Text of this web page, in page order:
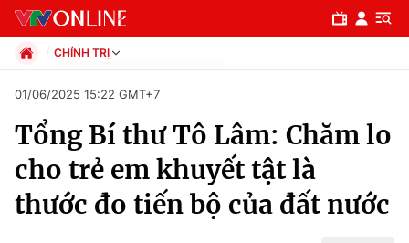
Chuyên mục
Chính trị
CHÍNH TRỊ
Xã hội
Pháp luật
Kinh tế
Thể thao
Truyền hình
01/06/2025 15:22 GMT+7
Tổng Bí thư Tô Lâm: Chăm lo
cho trẻ em khuyết tật là
thước đo tiến bộ của đất nước